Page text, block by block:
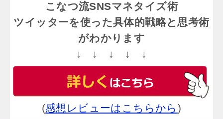
こなつ流SNSマネタイズ術
ツイッターを使った具体的戦略と思考術
がわかります
↓ ↓ ↓ ↓ ↓
(感想レビューはこちらから )